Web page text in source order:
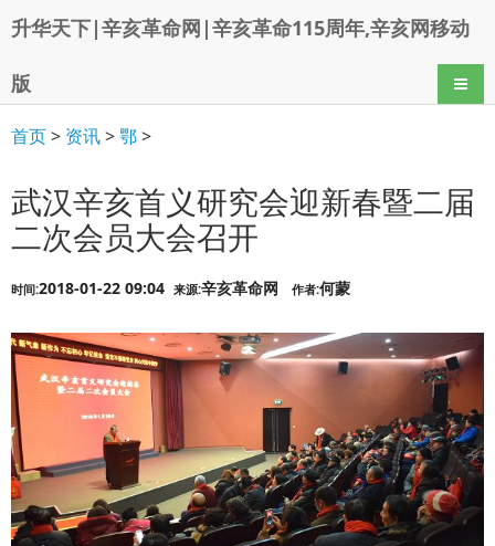
升华天下|辛亥革命网|辛亥革命115周年,辛亥网移动
版 导航
首页> 资讯>鄂>
武汉辛亥首义研究会迎新春暨二届
二次会员大会召开
时间:2018-01-22 09:04 来源:辛亥革命网 作者:何蒙